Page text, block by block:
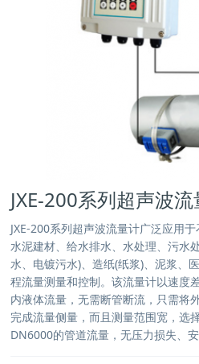
JXE-200系列超声波
JXE-200系列超声波流量计广泛应用
水泥建材、给水排水、水处理、污水
水、电镀污水)、造纸(纸浆)、泥浆、
程流量测量和控制。该流量计以速度
内液体流量，无需断管断流，只需将
完成流量侧量，而且测量范围宽，选
DN6000的管道流量，无压力损失、安